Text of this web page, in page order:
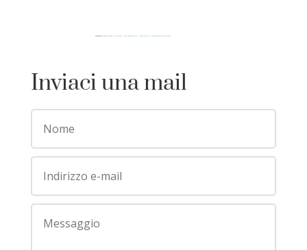
Powered bygooglemapsgen (ja) &https://iamsterdamcard.it/il-quartiere-a-luci-rosse-piu-famoso-del-mondo/
Inviaci una mail